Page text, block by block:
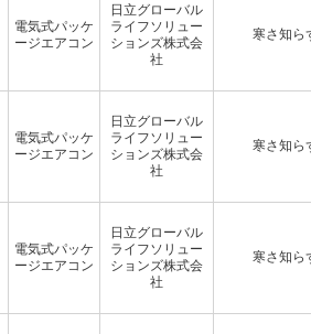
電気式パッケ
ージエアコン
日立グローバル
ライフソリュー
ションズ株式会
社
寒さ知ら
電気式パッケ
ージエアコン
日立グローバル
ライフソリュー
ションズ株式会
社
寒さ知ら
電気式パッケ
ージエアコン
日立グローバル
ライフソリュー
ションズ株式会
社
寒さ知ら